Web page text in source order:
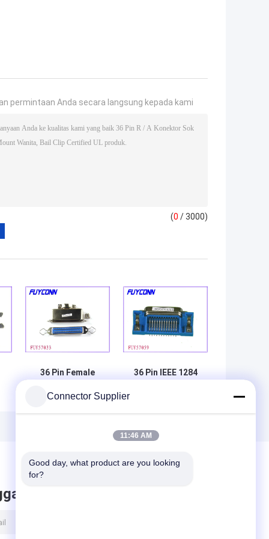
permintaan Anda secara langsung kepada kami
(0 / 3000)
36 Pin Female
Connector
36 Pin IEEE 1284
pesan
Connector Supplier
11:46 AM
Good day, what product are you looking
for?